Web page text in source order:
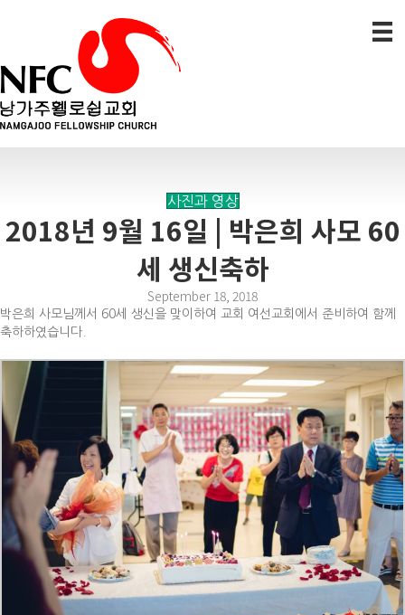
사진과 영상
2018년 9월 16일 | 박은희 사모 60
세 생신축하
September 18, 2018
박은희 사모님께서 60세 생신을 맞이하여 교회 여선교회에서 준비하여 함께
축하하였습니다.